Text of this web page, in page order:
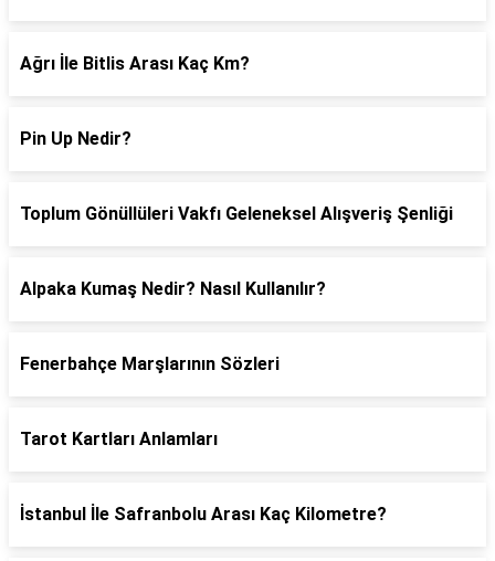
Ağrı İle Bitlis Arası Kaç Km?
Pin Up Nedir?
Toplum Gönüllüleri Vakfı Geleneksel Alışveriş Şenliği
Alpaka Kumaş Nedir? Nasıl Kullanılır?
Fenerbahçe Marşlarının Sözleri
Tarot Kartları Anlamları
İstanbul İle Safranbolu Arası Kaç Kilometre?